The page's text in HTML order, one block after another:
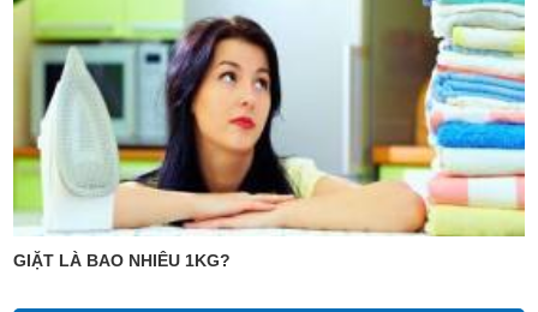
GIẶT LÀ BAO NHIÊU 1KG?